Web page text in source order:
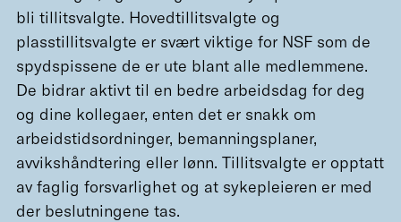
bli tillitsvalgte. Hovedtillitsvalgte og
plasstillitsvalgte er svært viktige for NSF som de
spydspissene de er ute blant alle medlemmene.
De bidrar aktivt til en bedre arbeidsdag for deg
og dine kollegaer, enten det er snakk om
arbeidstidsordninger, bemanningsplaner,
avvikshåndtering eller lønn. Tillitsvalgte er opptatt
av faglig forsvarlighet og at sykepleieren er med
der beslutningene tas.